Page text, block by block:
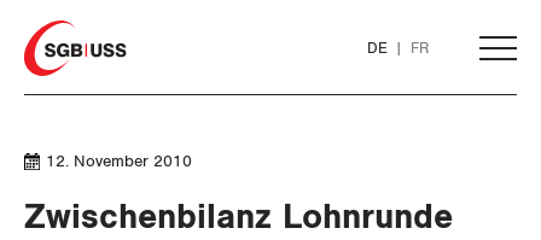
Home
DE FR
THEMEN
12. November 2010
Zwischenbilanz Lohnrunde